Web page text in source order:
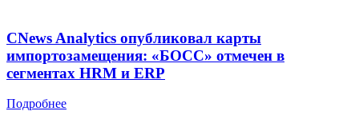
CNews Analytics опубликовал карты
импортозамещения: «БОСС» отмечен в
сегментах HRM и ERP
Подробнее